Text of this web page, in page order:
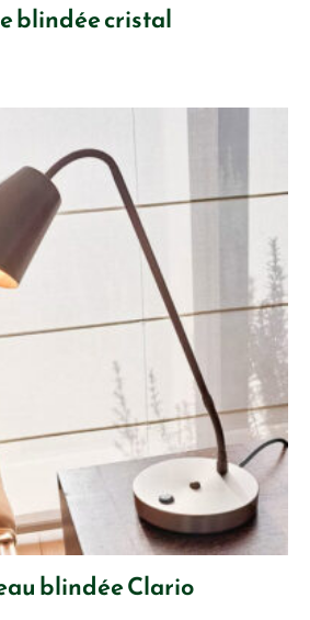
blindée cristal
blindée Clario